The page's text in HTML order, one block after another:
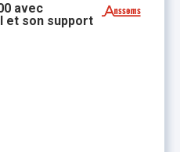
avec
et son support